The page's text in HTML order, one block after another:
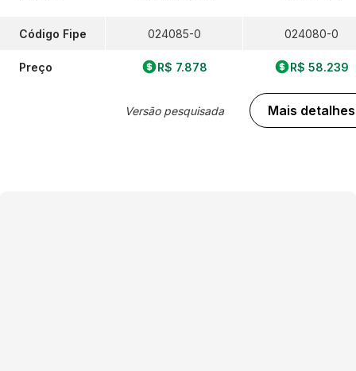
Código Fipe
Preço
024085-0
R$ 7.878
Versão pesquisada
024080-0
R$ 58.239
Mais detalhes